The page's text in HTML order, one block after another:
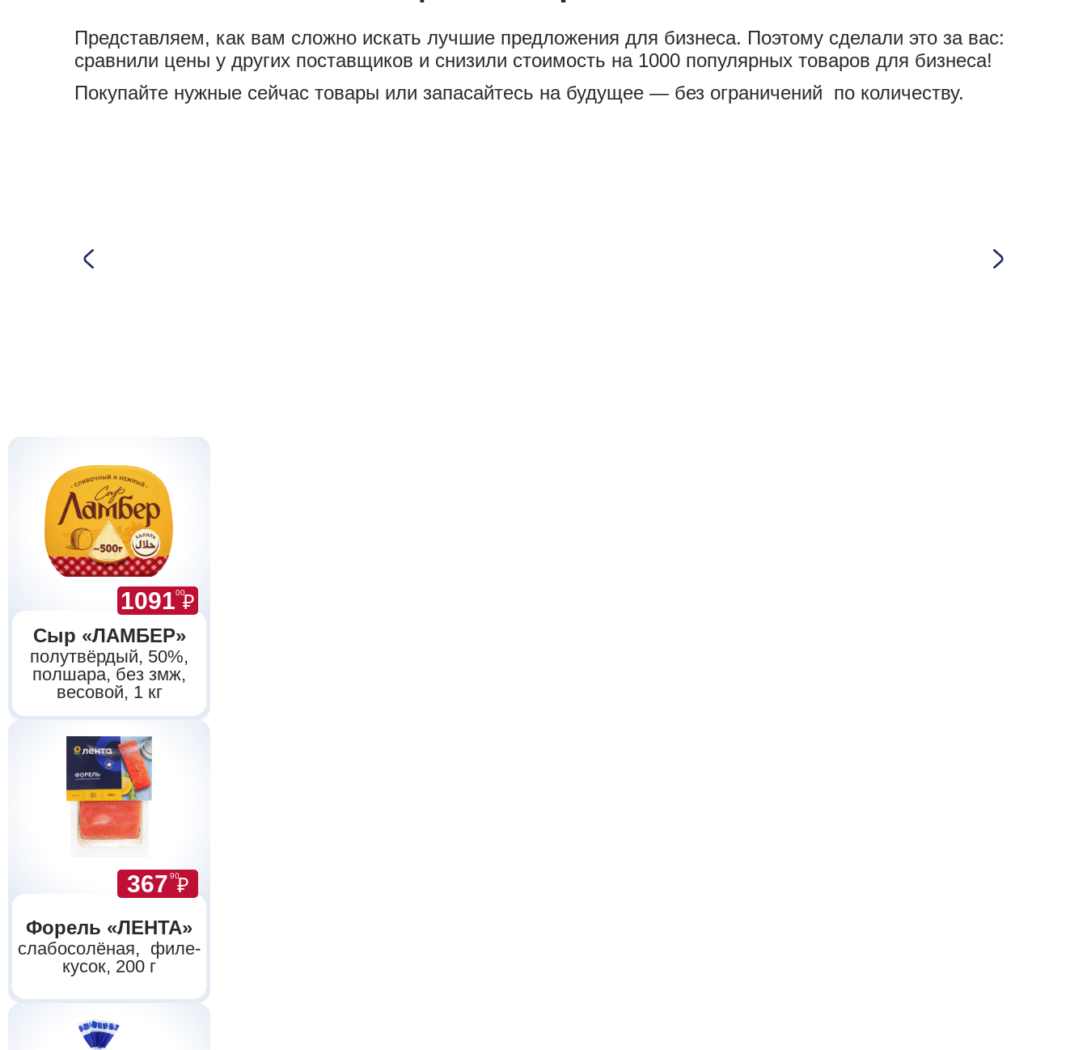
Представляем, как вам сложно искать лучшие предложения для бизнеса. Поэтому сделали это за вас:
сравнили цены у других поставщиков и снизили стоимость на 1000 популярных товаров для бизнеса!
Покупайте нужные сейчас товары или запасайтесь на будущее — без ограничений по количеству.
Сыр «ЛАМБЕР»
полутвёрдый, 50%,
полшара, без змж,
весовой, 1 кг
109100₽
Форель «ЛЕНТА»
слабосолёная, филе-
кусок, 200 г
367 90₽